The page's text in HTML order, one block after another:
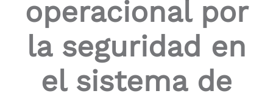
activatesoperacional por
la seguridad en
el sistema de